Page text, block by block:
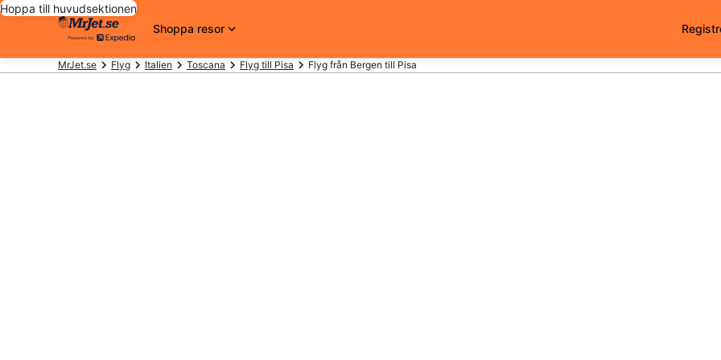
Hoppa till huvudsektionen
Shoppa resor
MrJet.se Flyg Italien Toscana Flyg till Pisa Flyg från Bergen till Pisa